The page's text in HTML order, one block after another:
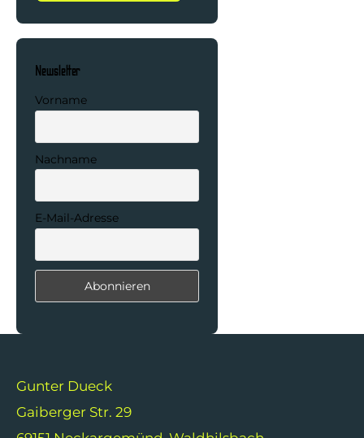
Newsletter
Vorname
Nachname
E-Mail-Adresse
Gunter Dueck
Gaiberger Str. 29